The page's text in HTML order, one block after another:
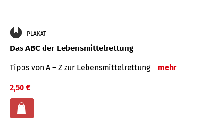
PLAKAT
Das ABC der Lebensmittelrettung
Tipps von A – Z zur Lebensmittelrettung mehr
2,50 €